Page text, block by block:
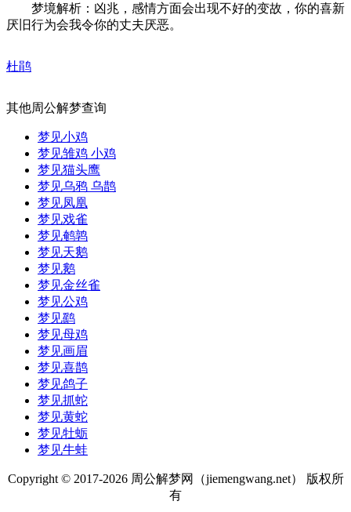
梦境解析：凶兆，感情方面会出现不好的变故，你的喜新
厌旧行为会我令你的丈夫厌恶。
杜鹃
其他周公解梦查询
梦见小鸡
梦见雏鸡 小鸡
梦见猫头鹰
梦见乌鸦 乌鹊
梦见凤凰
梦见戏雀
梦见鹌鹑
梦见天鹅
梦见鹅
梦见金丝雀
梦见公鸡
梦见鹞
梦见母鸡
梦见画眉
梦见喜鹊
梦见鸽子
梦见抓蛇
梦见黄蛇
梦见牡蛎
梦见牛蛙
Copyright © 2017-2026 周公解梦网（jiemengwang.net） 版权所
有